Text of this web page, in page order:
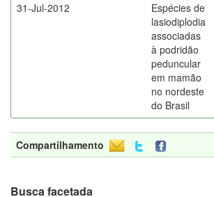
31-Jul-2012
Espécies de
lasiodiplodia
associadas
à podridão
peduncular
em mamão
no nordeste
do Brasil
Compartilhamento
Busca facetada